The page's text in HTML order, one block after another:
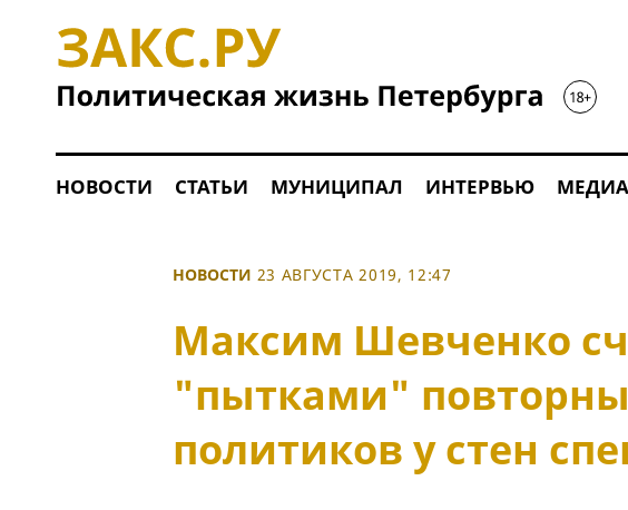
НОВОСТИ СТАТЬИ МУНИЦИПАЛ ИНТЕРВЬЮ
НОВОСТИ 23 АВГУСТА 2019, 12:47
Максим Шевченко
"пытками"
политиков у стен